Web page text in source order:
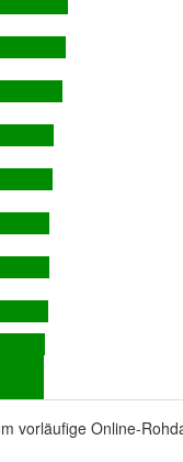
vorläufige Online-